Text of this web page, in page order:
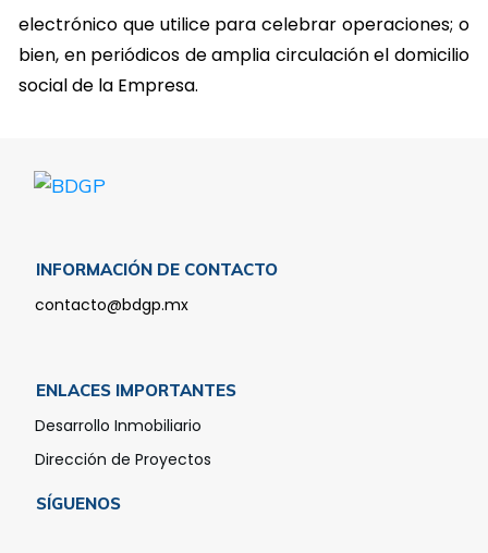
electrónico que utilice para celebrar operaciones; o
bien, en periódicos de amplia circulación el domicilio
social de la Empresa.
INFORMACIÓN DE CONTACTO
contacto@bdgp.mx
ENLACES IMPORTANTES
Desarrollo Inmobiliario
Dirección de Proyectos
SÍGUENOS